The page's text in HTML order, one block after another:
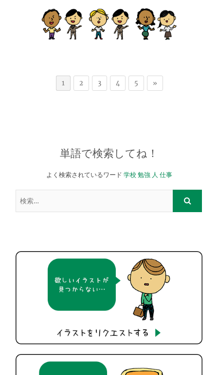
1 2 3 4 5 »
単語で検索してね！
よく検索されているワード 学校 勉強 人 仕事